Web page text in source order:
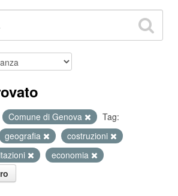
Comune di Genova
Tag:
geografia
costruzioni
economia